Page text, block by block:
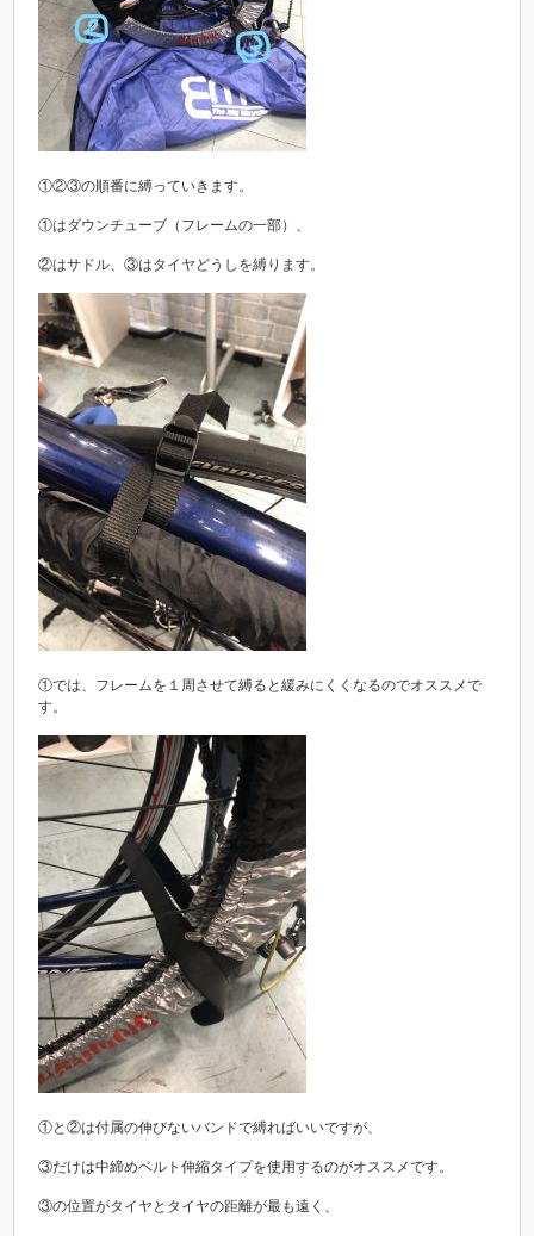
①②③の順番に縛っていきます。
①はダウンチューブ（フレームの一部）、
②はサドル、③はタイヤどうしを縛ります。
①では、フレームを１周させて縛ると緩みにくくなるのでオススメで
す。
①と②は付属の伸びないバンドで縛ればいいですが、
③だけは中締めベルト伸縮タイプを使用するのがオススメです。
③の位置がタイヤとタイヤの距離が最も遠く、